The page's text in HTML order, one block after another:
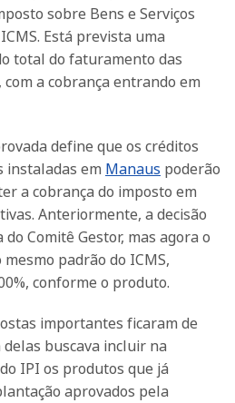
sobre Bens e Serviços
Está prevista uma
total do faturamento das
a cobrança entrando em
define que os créditos
instaladas em Manaus poderão
a cobrança do imposto em
Anteriormente, a decisão
Comitê Gestor, mas agora o
padrão do ICMS,
conforme o produto.
importantes ficaram de
buscava incluir na
IPI os produtos que já
aprovados pela